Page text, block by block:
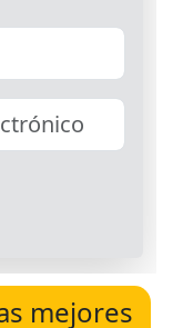
mejores